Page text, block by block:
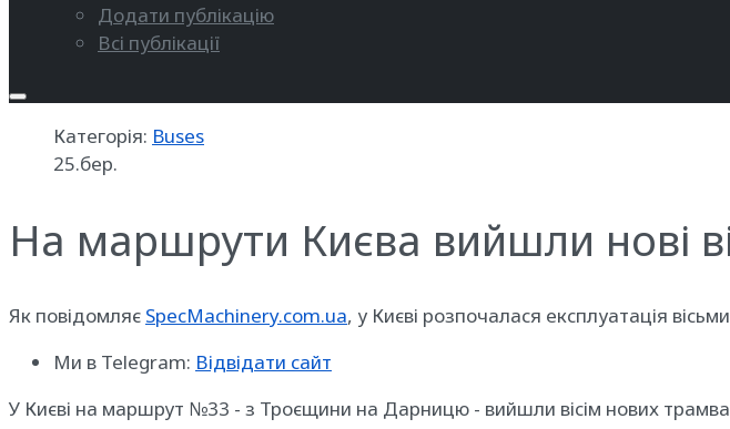
Додати публікацію
Всі публікації
Категорія: Buses
25.бер.
На маршрути Києва вийшли нові
Як повідомляє SpecMachinery.com.ua, у Києві розпочалася експлуатація
Ми в Telegram: Відвідати сайт
У Києві на маршрут №33 - з Троєщини на Дарницю - вийшли вісім нових